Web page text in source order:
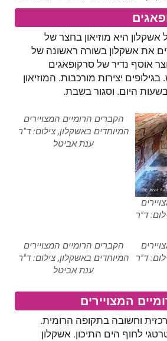
היא מוזיאון בחצר של
את אשקלון בשורה ראשונה של
אוסף נדיר של סרקופאגים
יצירות מורכבות. המוזיאון
היום. וסגור בשבת.
ד"ר
הקברים הרומיים המצויירים
המיוחדים באשקלון, צילום: ד"ר
ענת אביטל
ד"ר
הקברים הרומיים המצויירים
המיוחדים באשקלון, צילום: ד"ר
ענת אביטל
וחשובה בתקופה הרומית.
לחוף הים התיכון. אשקלון